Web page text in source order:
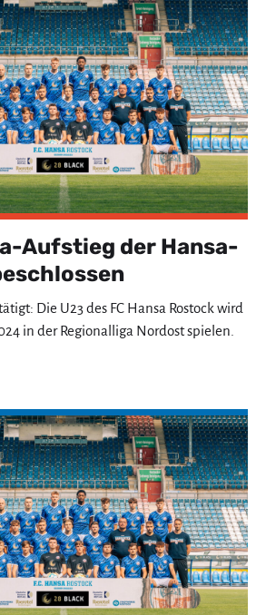
Aufstieg der Hansa-
Die U23 des FC Hansa Rostock wird
in der Regionalliga Nordost spielen.